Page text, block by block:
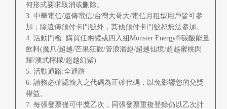
何形式要求取消或刪除。
3. 中華電信/遠傳電信/台灣大哥大/電信月租型用戶皆可參
加；除遠傳預付卡門號外，其他預付卡門號恕無法參加。
4. 活動門檻: 購買任兩罐或四入組Monster Energy®碳酸能量
飲料(魔爪/超越/芒果狂歡/管浪潘趣/超越仙境/超越蜜桃閃
耀/澳式檸檬/超越幻紫)
5. 活動通路:全通路
6. 請務必確認輸入之代碼為正確代碼，以免影響您的兌獎
權益。
7. 每張發票僅可中獎乙次，同張發票重複登錄仍以乙次計